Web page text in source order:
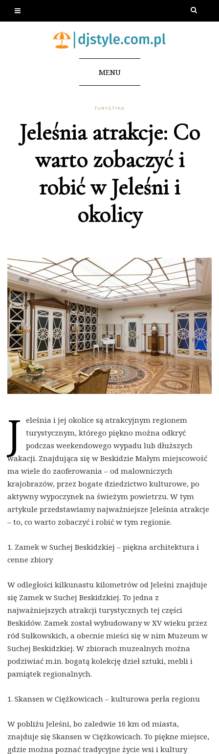
MENU
TURYSTYKA
Jeleśnia atrakcje: Co
warto zobaczyć i
robić w Jeleśni i
okolicy
J eleśnia i jej okolice są atrakcyjnym regionem
turystycznym, którego piękno można odkryć
podczas weekendowego wypadu lub dłuższych
wakacji. Znajdująca się w Beskidzie Małym miejscowość
ma wiele do zaoferowania – od malowniczych
krajobrazów, przez bogate dziedzictwo kulturowe, po
aktywny wypoczynek na świeżym powietrzu. W tym
artykule przedstawiamy najważniejsze Jeleśnia atrakcje
– to, co warto zobaczyć i robić w tym regionie.
1. Zamek w Suchej Beskidzkiej – piękna architektura i
cenne zbiory
W odległości kilkunastu kilometrów od Jeleśni znajduje
się Zamek w Suchej Beskidzkiej. To jedna z
najważniejszych atrakcji turystycznych tej części
Beskidów. Zamek został wybudowany w XV wieku przez
ród Sułkowskich, a obecnie mieści się w nim Muzeum w
Suchej Beskidzkiej. W zbiorach muzealnych można
podziwiać m.in. bogatą kolekcję dzieł sztuki, mebli i
pamiątek regionalnych.
1. Skansen w Ciężkowicach – kulturowa perła regionu
W pobliżu Jeleśni, bo zaledwie 16 km od miasta,
znajduje się Skansen w Ciężkowicach. To piękne miejsce,
gdzie można poznać tradycyjne życie wsi i kultury